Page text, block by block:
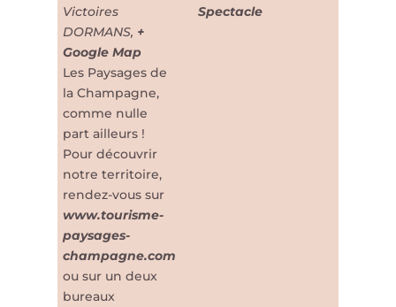
Spectacle
Victoires
DORMANS, +
Google Map
Les Paysages de
la Champagne,
comme nulle
part ailleurs !
Pour découvrir
notre territoire,
rendez-vous sur
www.tourisme-
paysages-
champagne.com
ou sur un deux
bureaux